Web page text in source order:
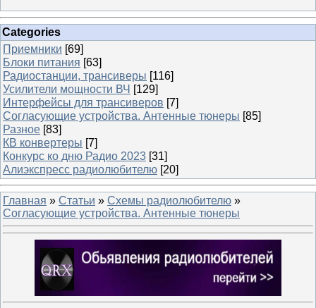
Categories
Приемники [69]
Блоки питания [63]
Радиостанции, трансиверы [116]
Усилители мощности ВЧ [129]
Интерфейсы для трансиверов [7]
Согласующие устройства. Антенные тюнеры [85]
Разное [83]
КВ конвертеры [7]
Конкурс ко дню Радио 2023 [31]
Алиэкспресс радиолюбителю [20]
Главная » Статьи » Схемы радиолюбителю »
Согласующие устройства. Антенные тюнеры